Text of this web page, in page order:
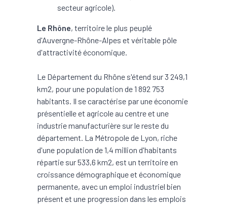
secteur agricole).
Le Rhône, territoire le plus peuplé
d'Auvergne-Rhône-Alpes et véritable pôle
d'attractivité économique.
Le Département du Rhône s'étend sur 3 249,1
km2, pour une population de 1 892 753
habitants. Il se caractérise par une économie
présentielle et agricole au centre et une
industrie manufacturière sur le reste du
département. La Métropole de Lyon, riche
d'une population de 1,4 million d'habitants
répartie sur 533,6 km2, est un territoire en
croissance démographique et économique
permanente, avec un emploi industriel bien
présent et une progression dans les emplois